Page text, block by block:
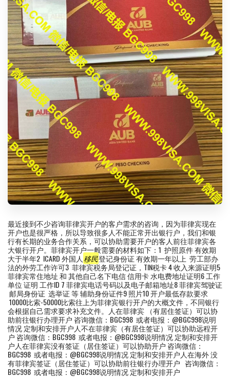
最近接到不少咨询菲律宾开户的客户需求的咨询，因为菲律宾现在
开户也是很严格，所以导致很多人不能正常开出银行户，我们和银
行有长期的业务合作关系，可以协助需要开户的客人前往菲律宾各
大银行开户。菲律宾开户一般需要的材料如下：1 护照原件 有效期
大于半年2 ICARD 外国人移民登记身份证 有效期一年以上 劳工部办
法的外劳工作许可3 菲律宾税务局登记证，TIN税卡 4 收入来源证明5
菲律宾常住地址 和 其他自己名下电信 信用卡 水电费地址证明6 工作
单位 证明 工作ID 7 菲律宾电话号码以及电子邮箱地址8 菲律宾驾驶证
邮局身份证 选举证 等 辅助身份证件9 照片10 开户最低存款要求
10000比索-50000比索往上为菲律宾银行开户的大概文件，不同银行
会根据自己需求要求补充文件。人在菲律宾 （有居住签证）可以协
助前往银行办理开户 咨询微信：BGC998 或者电报：@BGC998说明
情况 定制和安排开户人不在菲律宾（有居住签证）可以协助远程开
户 咨询微信：BGC998 或者电报：@BGC998说明情况 定制和安排开
户人在菲律宾没有签证（居住签证）可以协助开户 咨询微信：
BGC998 或者电报：@BGC998说明情况 定制和安排开户人在海外 没
有菲律宾签证（居住签证）可以协助前往银行办理开户 咨询微信：
BGC998 或者电报：@BGC998说明情况 定制和安排开户